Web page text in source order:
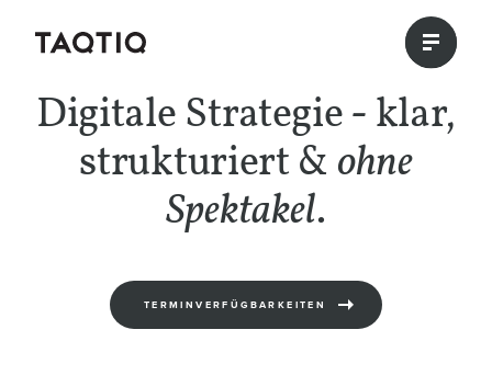
Digitale Strategie - klar,
strukturiert & ohne
Spektakel.
TERMINVERFÜGBARKEITEN